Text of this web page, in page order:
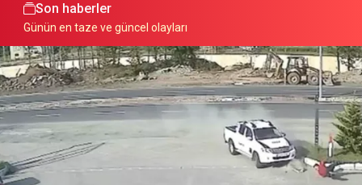
Son haberler
Günün en taze ve güncel olayları